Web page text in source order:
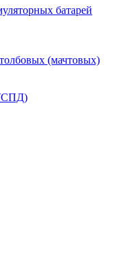
батарей
(мачтовых)